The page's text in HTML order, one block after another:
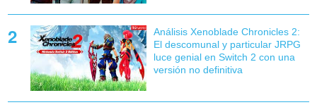
Análisis Xenoblade Chronicles 2:
El descomunal y particular JRPG
luce genial en Switch 2 con una
versión no definitiva